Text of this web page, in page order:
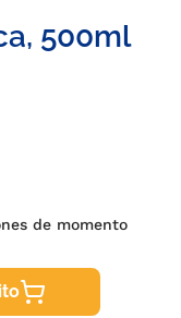
500ml
de momento